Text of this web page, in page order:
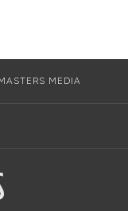
MEDIA